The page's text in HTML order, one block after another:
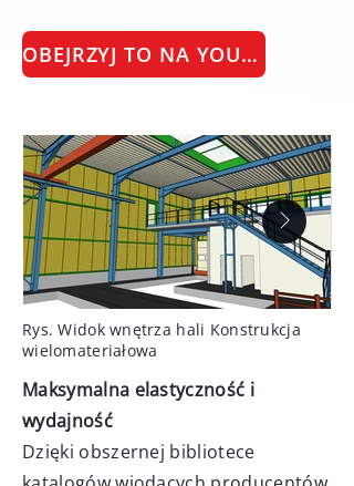
OBEJRZYJ TO NA YOUTUBE
Rys. Widok wnętrza hali Konstrukcja
wielomateriałowa
Maksymalna elastyczność i
wydajność
Dzięki obszernej bibliotece